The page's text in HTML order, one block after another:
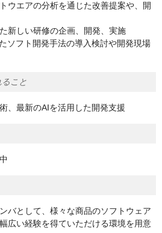
ウエアの分析を通じた改善提案や、開
新しい研修の企画、開発、実施
ソフト開発手法の導入検討や開発現場
こと
、最新のAIを活用した開発支援
バとして、様々な商品のソフトウェア
広い経験を得ていただける環境を用意